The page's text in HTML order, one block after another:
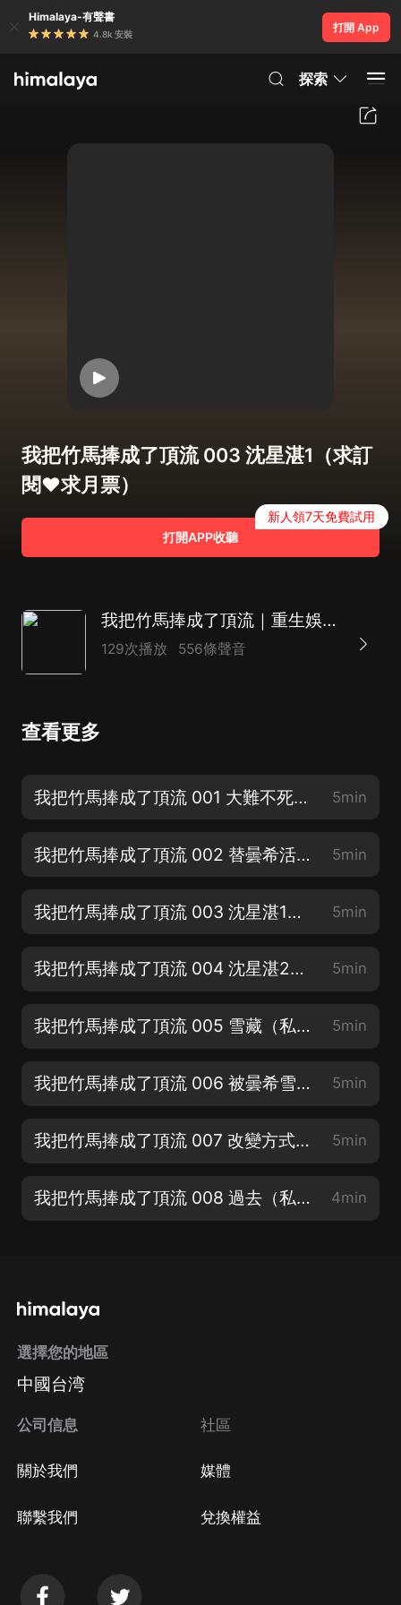
Himalaya-有聲書
4.8k 安裝
打開 App
探索
我把竹馬捧成了頂流 003 沈星湛1（求訂
閱❤️求月票）
打開APP收聽
新人領7天免費試用
我把竹馬捧成了頂流｜重生娛樂圈｜偽骨科
129次播放 556條聲音
查看更多
我把竹馬捧成了頂流 001 大難不死？（新書上架❤️求訂閱） 5min
我把竹馬捧成了頂流 002 替曇希活下去（求訂閱❤️求月票） 5min
我把竹馬捧成了頂流 003 沈星湛1（求訂閱❤️求月票） 5min
我把竹馬捧成了頂流 004 沈星湛2（求訂閱❤️求月票） 5min
我把竹馬捧成了頂流 005 雪藏（私信主播加專屬粉絲群） 5min
我把竹馬捧成了頂流 006 被曇希雪藏了三年（私信主播加專屬粉絲群） 5min
我把竹馬捧成了頂流 007 改變方式（私信主播加專屬粉絲群） 5min
我把竹馬捧成了頂流 008 過去（私信主播加專屬粉絲群） 4min
選擇您的地區
中國台湾
公司信息
關於我們
聯繫我們
社區
媒體
兌換權益